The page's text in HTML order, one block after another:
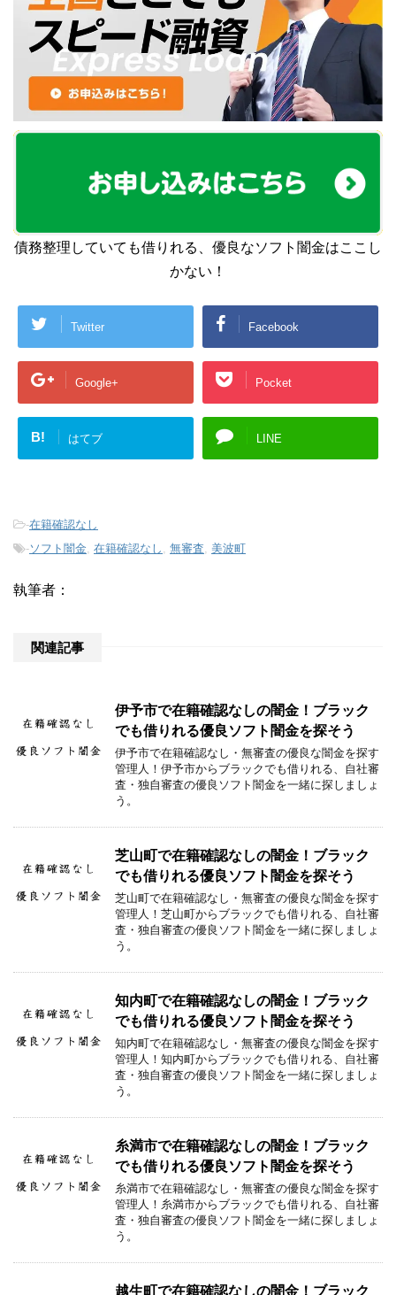
債務整理していても借りれる、優良なソフト闇金はここし
かない！
Twitter Facebook
Google+ Pocket
B! はてブ LINE
-在籍確認なし
-ソフト闇金, 在籍確認なし , 無審査, 美波町
執筆者：
関連記事
伊予市で在籍確認なしの闇金！ブラック
でも借りれる優良ソフト闇金を探そう
伊予市で在籍確認なし・無審査の優良な闇金を探す
管理人！伊予市からブラックでも借りれる、自社審
査・独自審査の優良ソフト闇金を一緒に探しましょ
う。
芝山町で在籍確認なしの闇金！ブラック
でも借りれる優良ソフト闇金を探そう
芝山町で在籍確認なし・無審査の優良な闇金を探す
管理人！芝山町からブラックでも借りれる、自社審
査・独自審査の優良ソフト闇金を一緒に探しましょ
う。
知内町で在籍確認なしの闇金！ブラック
でも借りれる優良ソフト闇金を探そう
知内町で在籍確認なし・無審査の優良な闇金を探す
管理人！知内町からブラックでも借りれる、自社審
査・独自審査の優良ソフト闇金を一緒に探しましょ
う。
糸満市で在籍確認なしの闇金！ブラック
でも借りれる優良ソフト闇金を探そう
糸満市で在籍確認なし・無審査の優良な闇金を探す
管理人！糸満市からブラックでも借りれる、自社審
査・独自審査の優良ソフト闇金を一緒に探しましょ
う。
越生町で在籍確認なしの闇金！ブラック